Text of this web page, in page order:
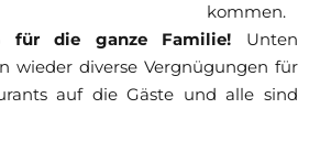
kommen.
für die ganze Familie! Unten
wieder diverse Vergnügungen für
auf die Gäste und alle sind